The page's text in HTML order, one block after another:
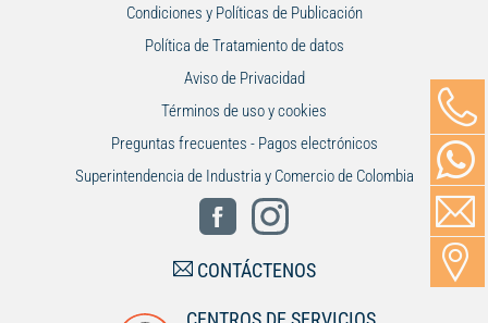
Condiciones y Políticas de Publicación
Política de Tratamiento de datos
Aviso de Privacidad
Términos de uso y cookies
Preguntas frecuentes - Pagos electrónicos
Superintendencia de Industria y Comercio de Colombia
CONTÁCTENOS